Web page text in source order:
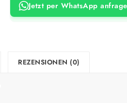
Jetzt per WhatsApp
REZENSIONEN (0)